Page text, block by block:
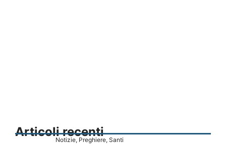
Articoli recenti
Notizie, Preghiere, Santi